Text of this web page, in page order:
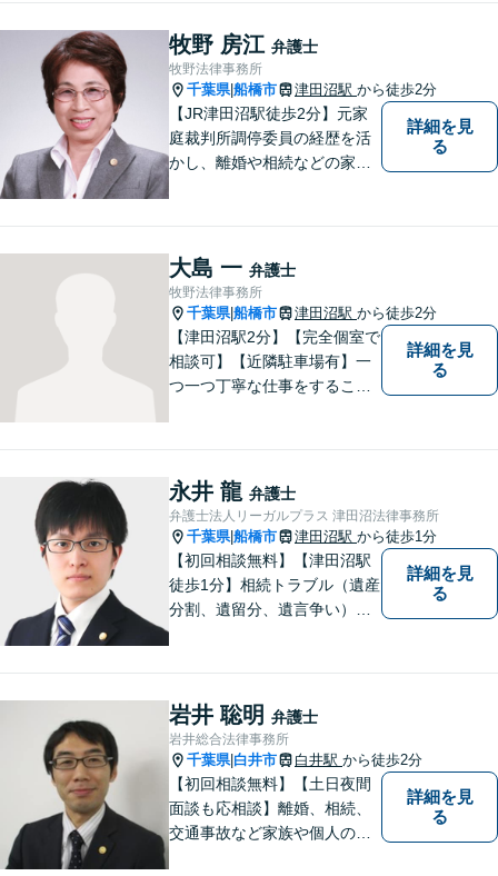
市の牧野法律事務所へお気軽
にご相談下さい。
牧野 房江 弁護士
牧野法律事務所
千葉県|船橋市 津田沼駅 から徒歩2分
【JR津田沼駅徒歩2分】元家
庭裁判所調停委員の経歴を活
かし、離婚や相続などの家事
詳細を見
る
大島 一 弁護士
牧野法律事務所
千葉県|船橋市 津田沼駅 から徒歩2分
【津田沼駅2分】【完全個室で
相談可】【近隣駐車場有】一
つ一つ丁寧な仕事をすること
葉県船橋市の牧野法律事務所
へお気軽にご相談下さい。
詳細を見
る
永井 龍 弁護士
弁護士法人リーガルプラス 津田沼法律事務所
千葉県|船橋市 津田沼駅 から徒歩1分
【初回相談無料】【津田沼駅
徒歩1分】相続トラブル（遺産
分割、遺留分、遺言争い）、
詳細を見
る
岩井 聡明 弁護士
岩井総合法律事務所
千葉県| 白井市 白井駅 から徒歩2分
【初回相談無料】【土日夜間
面談も応相談】離婚、相続、
交通事故など家族や個人のト
詳細を見
る